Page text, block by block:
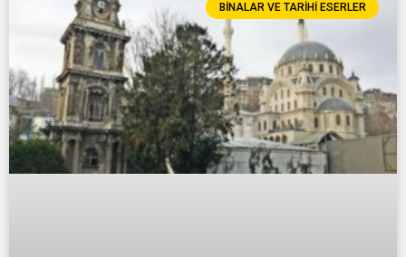
BINALAR VE TARIHI ESERLER